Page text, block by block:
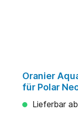
Oranier
für Polar
Lieferbar